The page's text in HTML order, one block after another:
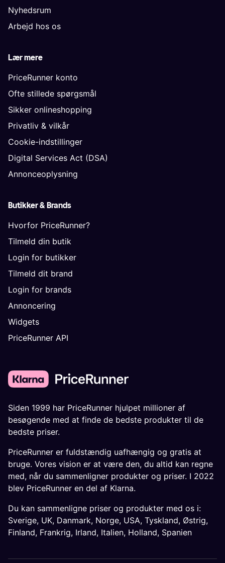
Nyhedsrum
Arbejd hos os
Lær mere
PriceRunner konto
Ofte stillede spørgsmål
Sikker onlineshopping
Privatliv & vilkår
Cookie-indstillinger
Digital Services Act (DSA)
Annonceoplysning
Butikker & Brands
Hvorfor PriceRunner?
Tilmeld din butik
Login for butikker
Tilmeld dit brand
Login for brands
Annoncering
Widgets
PriceRunner API
Siden 1999 har PriceRunner hjulpet millioner af
besøgende med at finde de bedste produkter til de
bedste priser.
PriceRunner er fuldstændig uafhængig og gratis at
bruge. Vores vision er at være den, du altid kan regne
med, når du sammenligner produkter og priser. I 2022
blev PriceRunner en del af Klarna.
Du kan sammenligne priser og produkter med os i:
Sverige, UK, Danmark, Norge, USA, Tyskland, Østrig,
Finland, Frankrig, Irland, Italien, Holland, Spanien